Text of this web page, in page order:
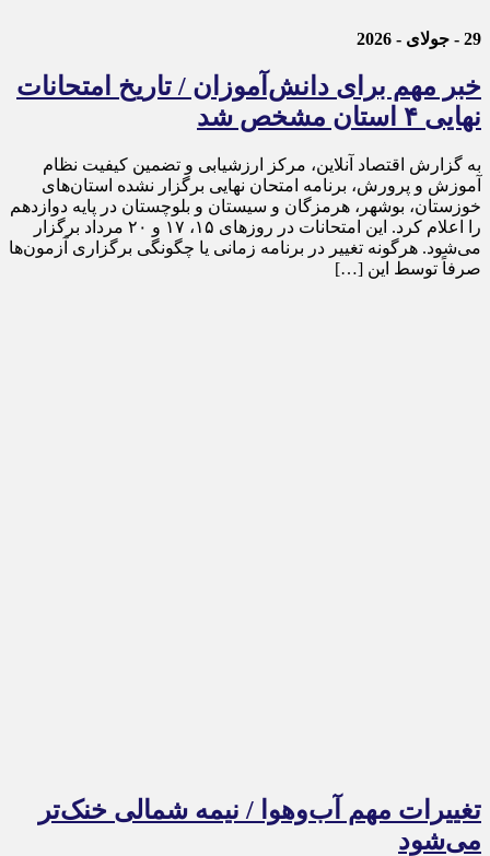
29 - جولای - 2026
خبر مهم برای دانش‌آموزان / تاریخ امتحانات
نهایی ۴ استان مشخص شد
به گزارش اقتصاد آنلاین، مرکز ارزشیابی و تضمین کیفیت نظام
آموزش و پرورش، برنامه امتحان نهایی برگزار نشده استان‌های
خوزستان، بوشهر، هرمزگان و سیستان و بلوچستان در پایه دوازدهم
را اعلام کرد. این امتحانات در روز‌های ۱۵، ۱۷ و ۲۰ مرداد برگزار
می‌شود. هرگونه تغییر در برنامه زمانی یا چگونگی برگزاری آزمون‌ها
صرفاً توسط این […]
تغییرات مهم آب‌وهوا / نیمه شمالی خنک‌تر
می‌شود